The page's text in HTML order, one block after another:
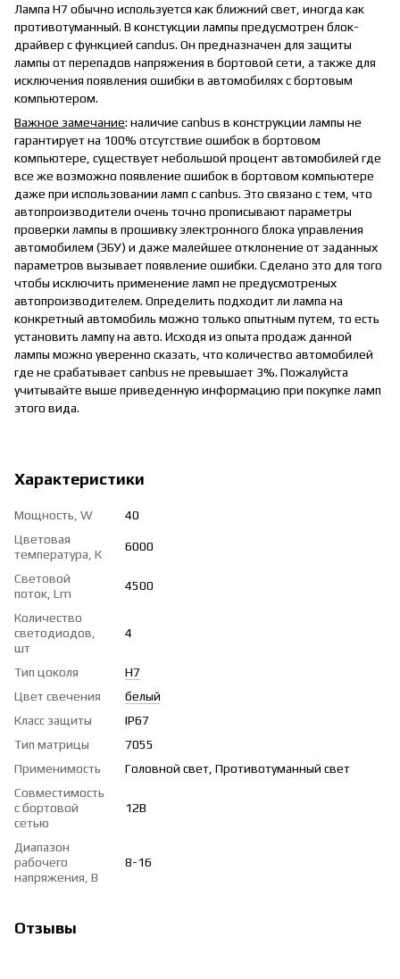
Лампа H7 обычно используется как ближний свет, иногда как
противотуманный. В констукции лампы предусмотрен блок-
драйвер с функцией candus. Он предназначен для защиты
лампы от перепадов напряжения в бортовой сети, а также для
исключения появления ошибки в автомобилях с бортовым
компьютером.
Важное замечание: наличие сanbus в конструкции лампы не
гарантирует на 100% отсутствие ошибок в бортовом
компьютере, существует небольшой процент автомобилей где
все же возможно появление ошибок в бортовом компьютере
даже при использовании ламп с сanbus. Это связано с тем, что
автопроизводители очень точно прописывают параметры
проверки лампы в прошивку электронного блока управления
автомобилем (ЭБУ) и даже малейшее отклонение от заданных
параметров вызывает появление ошибки. Сделано это для того
чтобы исключить применение ламп не предусмотреных
автопроизводителем. Определить подходит ли лампа на
конкретный автомобиль можно только опытным путем, то есть
установить лампу на авто. Исходя из опыта продаж данной
лампы можно уверенно сказать, что количество автомобилей
где не срабатывает canbus не превышает 3%. Пожалуйста
учитывайте выше приведенную информацию при покупке ламп
этого вида.
Характеристики
Мощность, W
40
Цветовая
температура, К
6000
Световой
поток, Lm
4500
Количество
светодиодов,
шт
4
Тип цоколя
H7
Цвет свечения
белый
Класс защиты
IP67
Тип матрицы
7055
Применимость
Головной свет, Противотуманный свет
Совместимость
с бортовой
сетью
12В
Диапазон
рабочего
напряжения, В
8-16
Отзывы